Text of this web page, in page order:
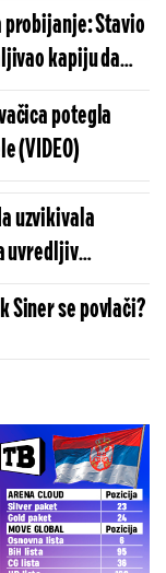
probijanje: Stavio
kapiju da
potegla
(VIDEO)
uzvikivala
uvredljiv
Siner se povlači?